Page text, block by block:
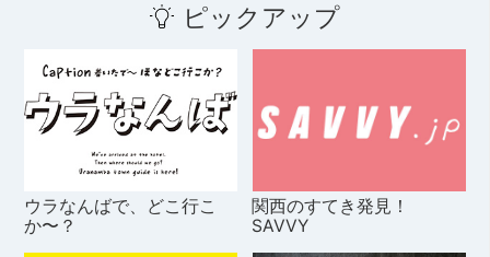
ピックアップ
ウラなんばで、どこ行こ
か〜？
関西のすてき発見！
SAVVY